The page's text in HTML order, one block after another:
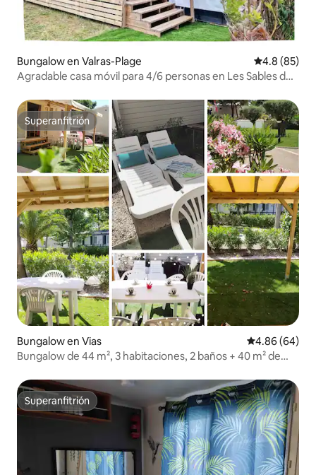
Bungalow en Valras-Plage Calificación
4.8 (85)
Agradable casa móvil para 4/6 personas en Les Sables du
Superanfitrión
Superanfitrión
Bungalow en Vias Calificación
4.86 (64)
Bungalow de 44 m², 3 habitaciones, 2 baños + 40 m² de
Superanfitrión
Superanfitrión